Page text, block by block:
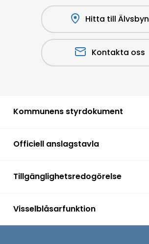
Hitta till Älvsbyn
Kontakta oss
Kommunens styrdokument
Officiell anslagstavla
Tillgänglighetsredogörelse
Visselblåsarfunktion